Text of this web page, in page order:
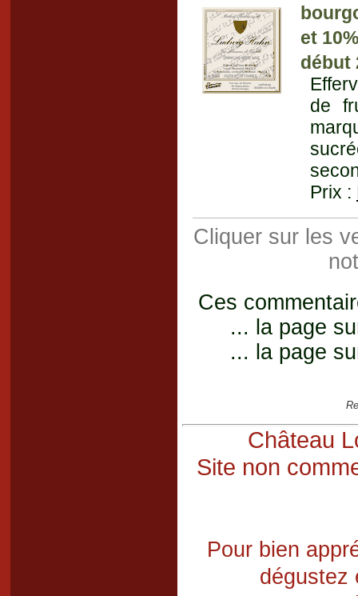
et
début
de
Prix :
Cliquer sur les
Ces
... la page
... la page
Château
Site non
Pour bien
dégustez